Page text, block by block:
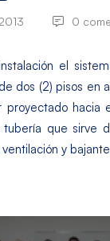
0
el
dos (2) pisos en
proyectado hacia
tubería que sirve
y